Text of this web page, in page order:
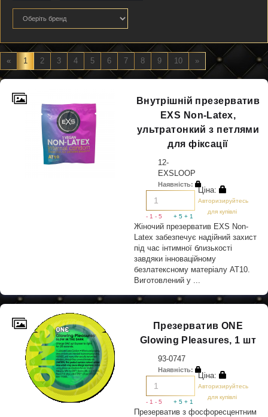
« 1 2 3 4 5 6 7 8 9 10 »
Внутрішній презерватив
EXS Non-Latex,
ультратонкий з петлями
для фіксації
12-
EXSLOOP
Наявність:
+ 1
- 1 - 5 + 5
Ціна:
Авторизируйтесь
для купівлі
Жіночий презерватив EXS Non-
Latex забезпечує надійний захист
під час інтимної близькості
завдяки інноваційному
безлатексному матеріалу AT10.
Виготовлений у ...
Презерватив ONE
Glowing Pleasures, 1 шт
93-0747
Наявність:
+ 1
- 1 - 5 + 5
Ціна:
Авторизируйтесь
для купівлі
Презерватив з фосфоресцентним